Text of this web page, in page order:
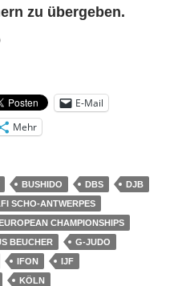
zu übergeben.
E-Mail
Mehr
BUSHIDO DBS
DJB
SCHO-ANTWERPES
CHAMPIONSHIPS
BEUCHER
G-JUDO
IFON
IJF
KÖLN